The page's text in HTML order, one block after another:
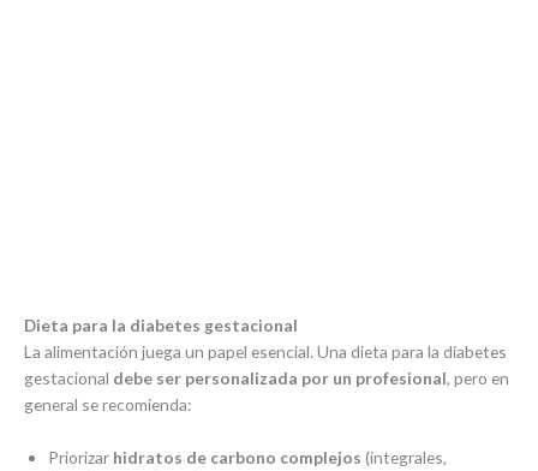
Dieta para la diabetes gestacional
La alimentación juega un papel esencial. Una dieta para la diabetes
gestacional debe ser personalizada por un profesional, pero en
general se recomienda:
Priorizar hidratos de carbono complejos (integrales,